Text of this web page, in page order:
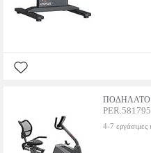
ΠΟΔΗΛΑΤΟ
PER.581795
4-7 εργάσιμες